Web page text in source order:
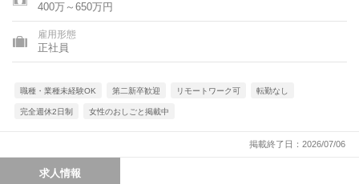
400万～650万円
雇用形態
正社員
職種・業種未経験OK 第二新卒歓迎 リモートワーク可 転勤なし
完全週休2日制 女性のおしごと掲載中
掲載終了日：2026/07/06
求人情報